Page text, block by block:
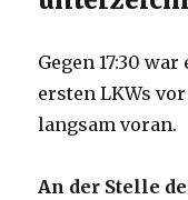
Gegen 17:30
ersten LKWs
langsam voran.
An der Stelle